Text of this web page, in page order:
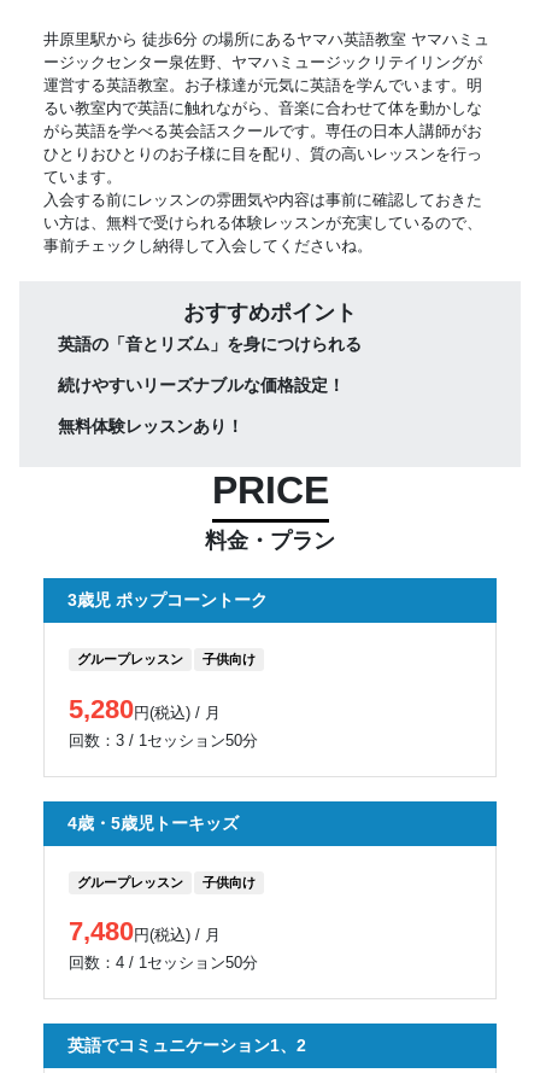
井原里駅から 徒歩6分 の場所にあるヤマハ英語教室 ヤマハミュ
ージックセンター泉佐野、ヤマハミュージックリテイリングが
運営する英語教室。お子様達が元気に英語を学んでいます。明
るい教室内で英語に触れながら、音楽に合わせて体を動かしな
がら英語を学べる英会話スクールです。専任の日本人講師がお
ひとりおひとりのお子様に目を配り、質の高いレッスンを行っ
ています。
入会する前にレッスンの雰囲気や内容は事前に確認しておきた
い方は、無料で受けられる体験レッスンが充実しているので、
事前チェックし納得して入会してくださいね。
おすすめポイント
英語の「音とリズム」を身につけられる
続けやすいリーズナブルな価格設定！
無料体験レッスンあり！
PRICE
料金・プラン
3歳児 ポップコーントーク
グループレッスン 子供向け
5,280円(税込) / 月
回数：3 / 1セッション50分
4歳・5歳児トーキッズ
グループレッスン 子供向け
7,480円(税込) / 月
回数：4 / 1セッション50分
英語でコミュニケーション1、2